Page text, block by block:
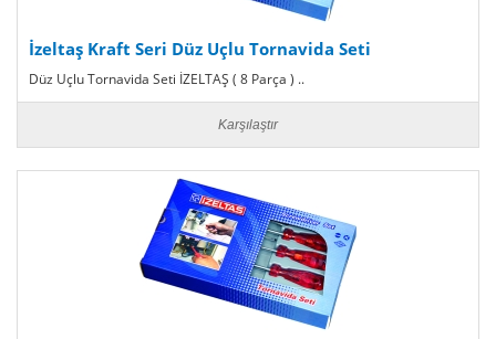
İzeltaş Kraft Seri Düz Uçlu Tornavida Seti
Düz Uçlu Tornavida Seti İZELTAŞ ( 8 Parça ) ..
Karşılaştır